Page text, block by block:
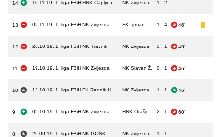
14. 10.11.19. 1. liga FBiHHNK Čapljina NK Zvijezda 1 : 2
13. 02.11.19. 1. liga FBiHNK Zvijezda FK Igman 1 : 4 46'
12. 26.10.19. 1. liga FBiHNK Travnik NK Zvijezda 3 : 1 46'
11. 19.10.19. 1. liga FBiHNK Zvijezda NK Slaven Ž. 0 : 1 46'
10. 13.10.19. 1. liga FBiHFK Radnik H. NK Zvijezda 1 : 1 46'
9. 05.10.19. 1. liga FBiHNK Zvijezda HNK Orašje 2 : 1 60'
8. 29.09.19. 1. liga FBiHNK GOŠK NK Zvijezda 1 : 1